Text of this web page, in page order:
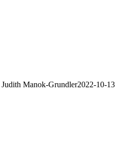
Judith Manok-Grundler2022-10-13